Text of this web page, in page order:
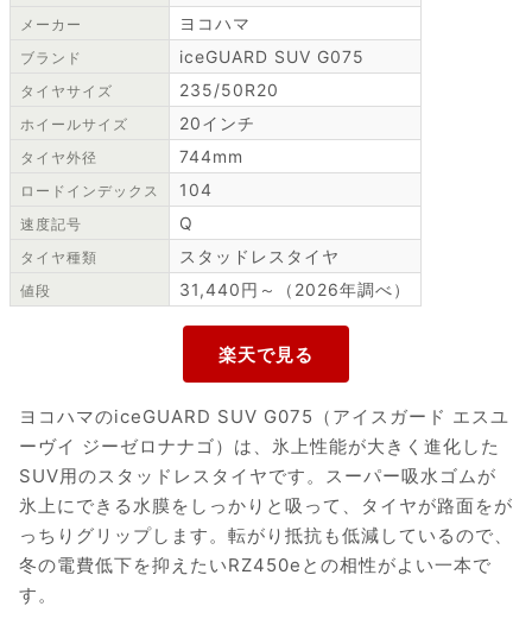
メーカー ヨコハマ
ブランド iceGUARD SUV G075
タイヤサイズ 235/50R20
ホイールサイズ 20インチ
タイヤ外径 744mm
ロードインデックス 104
速度記号 Q
タイヤ種類 スタッドレスタイヤ
値段 31,440円～（2026年調べ）
ヨコハマのiceGUARD SUV G075（アイスガード エスユ
ーヴイ ジーゼロナナゴ）は、氷上性能が大きく進化した
SUV用のスタッドレスタイヤです。スーパー吸水ゴムが
氷上にできる水膜をしっかりと吸って、タイヤが路面をが
っちりグリップします。転がり抵抗も低減しているので、
冬の電費低下を抑えたいRZ450eとの相性がよい一本で
す。